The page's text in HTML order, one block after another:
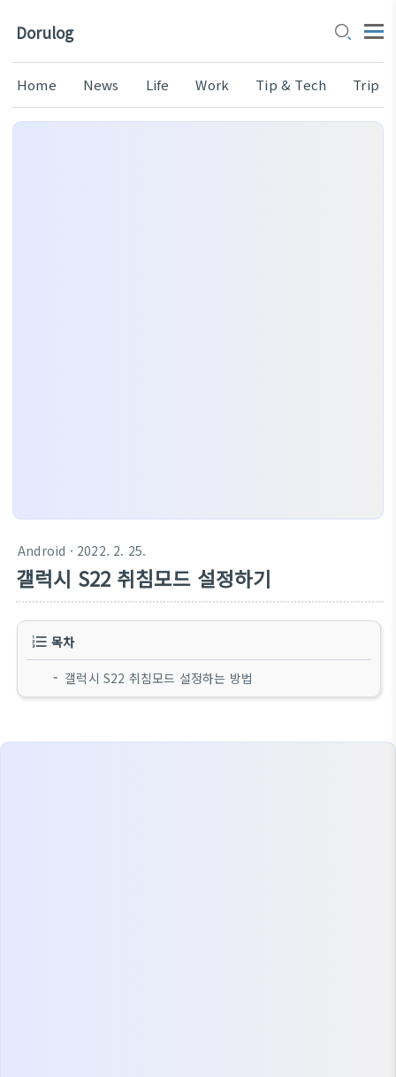
Dorulog
Home News Life Work Tip & Tech Trip
Android · 2022. 2. 25.
갤럭시 S22 취침모드 설정하기
목차
갤럭시 S22 취침모드 설정하는 방법